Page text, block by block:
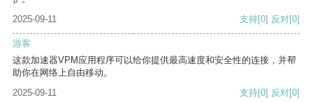
2025-09-11
支持[0] 反对[0]
游客
这款加速器VPM应用程序可以给你提供最高速度和安全性的连接，并帮
助你在网络上自由移动。
2025-09-11
支持[0] 反对[0]